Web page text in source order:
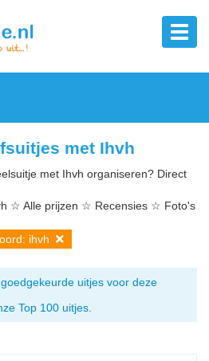
met Ihvh
met Ihvh organiseren? Direct
☆ Alle prijzen ☆ Recensies ☆ Foto's
ihvh
uitjes voor deze
Top 100 uitjes.